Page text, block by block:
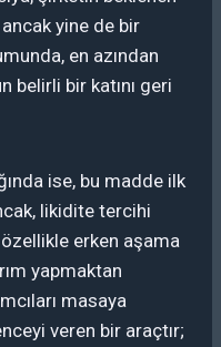
yine de bir
en azından
belirli bir katını geri
ise, bu madde ilk
likidite tercihi
özellikle erken aşama
yapmaktan
masaya
veren bir araçtır;